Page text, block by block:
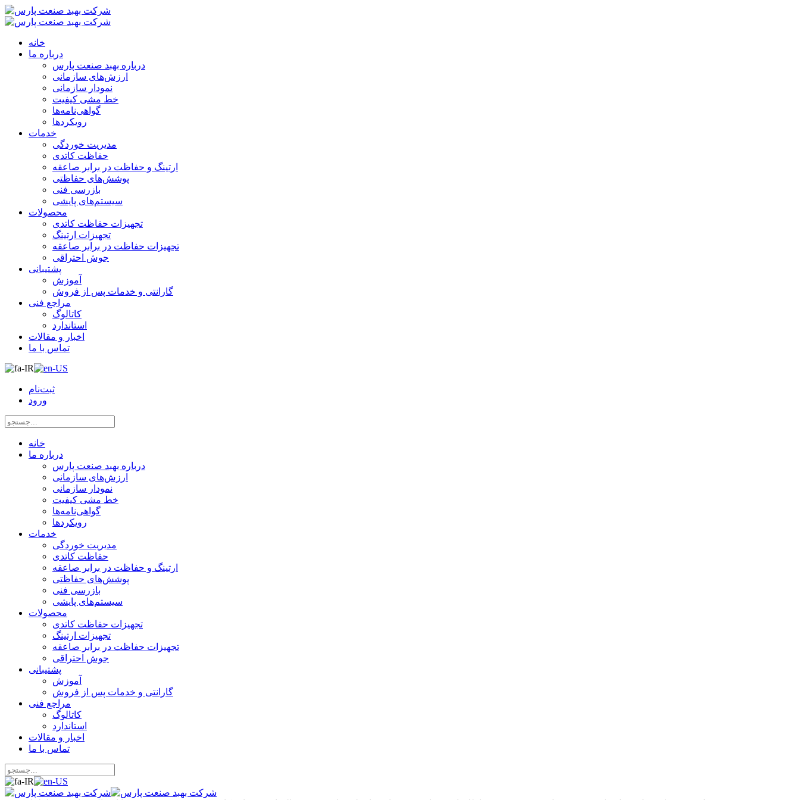
خانه
درباره ما
درباره بهبد صنعت پارس
ارزش‌های سازمانی
نمودار سازمانی
خط مشی کیفیت
گواهی‌نامه‌ها
رویکردها
خدمات
مدیریت خوردگی
حفاظت کاتدی
ارتینگ و حفاظت در برابر صاعقه
پوشش‌های حفاظتی
بازرسی فنی
سیستم‌های پایشی
محصولات
تجهیزات حفاظت کاتدی
تجهیزات ارتینگ
تجهیزات حفاظت در برابر صاعقه
جوش احتراقی
پشتیبانی
آموزش
گارانتی و خدمات پس از فروش
مراجع فنی
کاتالوگ
استاندارد
اخبار و مقالات
تماس با ما
ثبت‌نام
ورود
خانه
درباره ما
درباره بهبد صنعت پارس
ارزش‌های سازمانی
نمودار سازمانی
خط مشی کیفیت
گواهی‌نامه‌ها
رویکردها
خدمات
مدیریت خوردگی
حفاظت کاتدی
ارتینگ و حفاظت در برابر صاعقه
پوشش‌های حفاظتی
بازرسی فنی
سیستم‌های پایشی
محصولات
تجهیزات حفاظت کاتدی
تجهیزات ارتینگ
تجهیزات حفاظت در برابر صاعقه
جوش احتراقی
پشتیبانی
آموزش
گارانتی و خدمات پس از فروش
مراجع فنی
کاتالوگ
استاندارد
اخبار و مقالات
تماس با ما